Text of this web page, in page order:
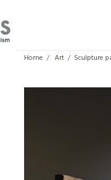
Home Art Sculpture